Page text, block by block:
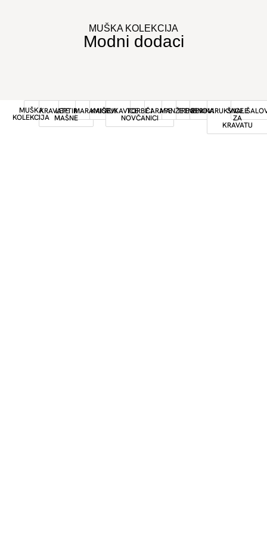
MUŠKA KOLEKCIJA
Modni dodaci
MUŠKA
KOLEKCIJA
KRAVATE
LEPTIR
MAŠNE
MARAMICE
KAIŠEVIRUKAVICETORBE I
NOVČANICI
ČARAPEMANŽETNE
TREGERI
PINOVINARUKVICE
ŠNALE
ZA
KRAVATU